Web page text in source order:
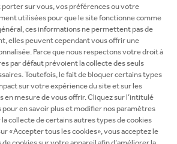
AU
DURABLE
a apporté une contribution
du groupe dans le Dow
Index.
sur vous, vos préférences ou votre
utilisées pour que le site fonctionne comme
ces informations ne permettent pas de
elles peuvent cependant vous offrir une
Parce que nous respectons votre droit à
par défaut prévoient la collecte des seuls
Toutefois, le fait de bloquer certains types
sur votre expérience du site et sur les
en mesure de vous offrir. Cliquez sur l’intitulé
en savoir plus et modifier nos paramètres
collecte de certains autres types de cookies
«Accepter tous les cookies», vous acceptez le